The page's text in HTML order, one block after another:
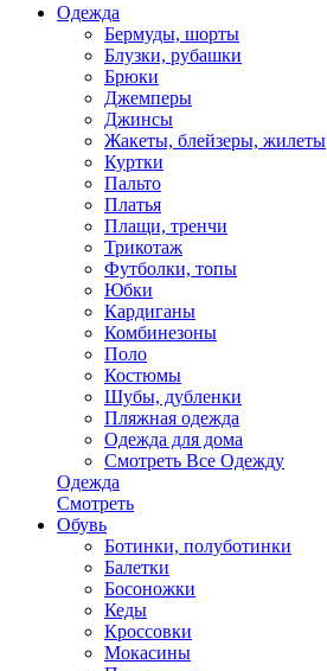
Одежда
Бермуды, шорты
Блузки, рубашки
Брюки
Джемперы
Джинсы
Жакеты, блейзеры, жилеты
Куртки
Пальто
Платья
Плащи, тренчи
Трикотаж
Футболки, топы
Юбки
Кардиганы
Комбинезоны
Поло
Костюмы
Шубы, дубленки
Пляжная одежда
Одежда для дома
Смотреть Все Одежду
Одежда
Смотреть
Обувь
Ботинки, полуботинки
Балетки
Босоножки
Кеды
Кроссовки
Мокасины